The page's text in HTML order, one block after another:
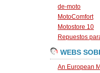
de-moto
MotoComfort
Motostore 10
Repuestos
WEBS
An European